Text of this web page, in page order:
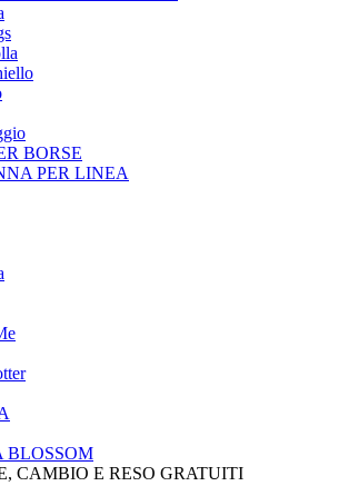
BORSE
PER LINEA
BLOSSOM
CAMBIO E RESO GRATUITI